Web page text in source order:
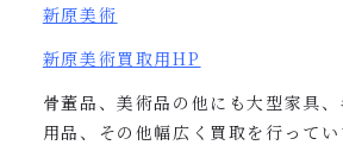
新原美術
新原美術買取用HP
骨董品、美術品の他にも大型家具
用品、その他幅広く買取を行ってい